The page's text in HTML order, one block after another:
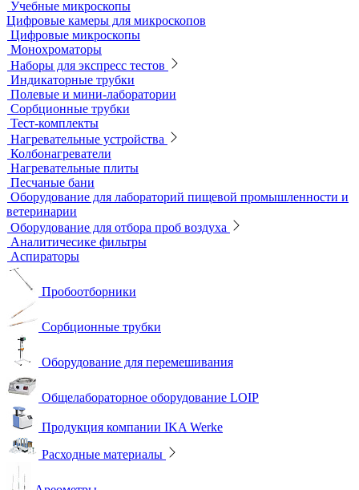
Посуда общего назначения
Центрифужные пробирки
Микроскопы
Инвертируемые микроскопы
Комплектующие к микроскопам
Лабораторные микроскопы
Люминесцентные микроскопы
Металлографические микроскопы
Объективы для микроскопов
Окуляры для микроскопов
Поляризационные микроскопы
Стереоскопические микроскопы
Учебные микроскопы
Цифровые камеры для микроскопов
Цифровые микроскопы
Монохроматоры
Наборы для экспресс тестов
Индикаторные трубки
Полевые и мини-лаборатории
Сорбционные трубки
Тест-комплекты
Нагревательные устройства
Колбонагреватели
Нагревательные плиты
Песчаные бани
Оборудование для лабораторий пищевой промышленности и
ветеринарии
Оборудование для отбора проб воздуха
Аналитичесике фильтры
Аспираторы
Пробоотборники